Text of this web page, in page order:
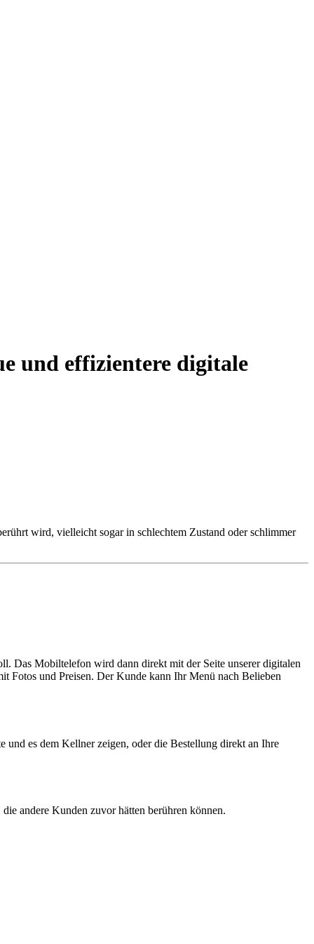
und effizientere digitale
wird, vielleicht sogar in schlechtem Zustand oder schlimmer
Das Mobiltelefon wird dann direkt mit der Seite unserer digitalen
Fotos und Preisen. Der Kunde kann Ihr Menü nach Belieben
es dem Kellner zeigen, oder die Bestellung direkt an Ihre
andere Kunden zuvor hätten berühren können.